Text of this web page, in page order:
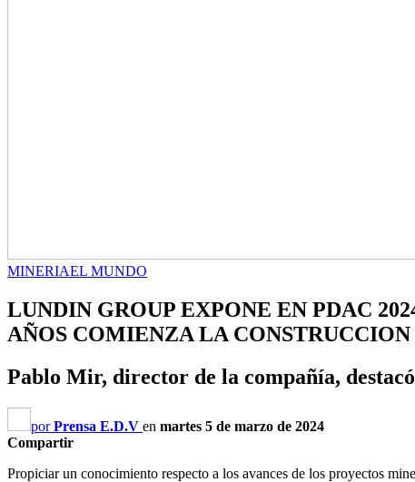
MINERIAEL MUNDO
LUNDIN GROUP EXPONE EN PDAC
AÑOS COMIENZA LA
Pablo Mir, director de la compañía,
porPrensa E.D.V en martes 5 de marzo de 2024
Compartir
Propiciar un conocimiento respecto a los avances de los proyectos